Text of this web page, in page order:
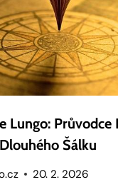
Lungo: Průvodce
Šálku
20. 2. 2026